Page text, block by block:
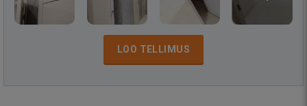
LOO TELLIMUS